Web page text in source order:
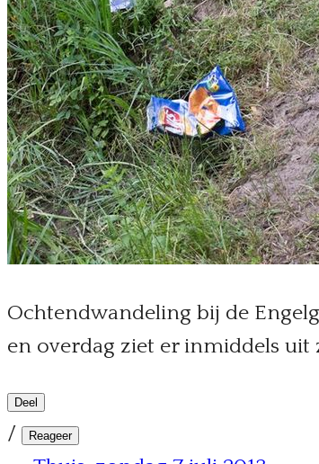
Ochtendwandeling bij de
en overdag ziet er inmiddels uit
Deel
/ Reageer